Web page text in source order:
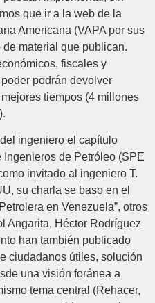
que ir a la web de la
Americana (VAPA por sus
material que publican.
fiscales y
podrán devolver
tiempos (4 millones
ingeniero el capítulo
de Petróleo (SPE
invitado al ingeniero T.
su charla se baso en el
en Venezuela”, otros
Angarita, Héctor Rodríguez
han también publicado
ciudadanos útiles, solución
una visión foránea a
tema central (Rehacer,